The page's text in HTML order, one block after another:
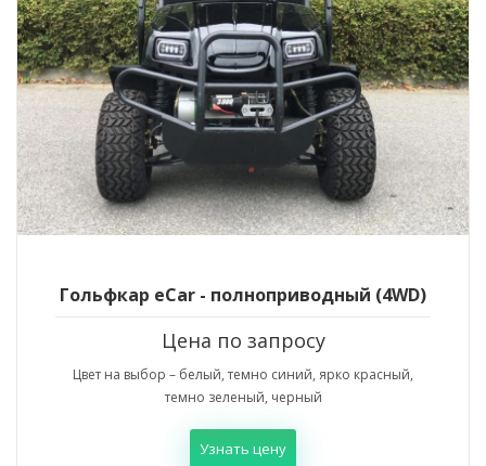
Гольфкар eCar - полноприводный (4WD)
Цена по запросу
Цвет на выбор – белый, темно синий, ярко красный,
темно зеленый, черный
Узнать цену